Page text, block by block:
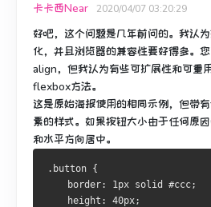
卡卡西Near 2020/04/07 03:20:29
好吧，这个问题是几年前问的。 我认
化，并且浏览器的兼容性要好得多。
align，但我认为有些可扩展性和可重
flexbox方法。
这是原始海报使用的相同示例，但带
素的样式。 如果按钮大小由于任何原
和水平方向居中。
.button {
    border: 1px solid #ccc;
    height: 40px;